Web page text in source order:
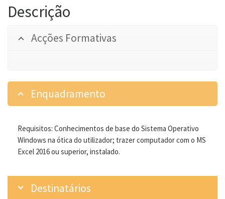
Descrição
Acções Formativas
Enquadramento
Requisitos: Conhecimentos de base do Sistema Operativo
Windows na ótica do utilizador; trazer computador com o MS
Excel 2016 ou superior, instalado.
Destinatários